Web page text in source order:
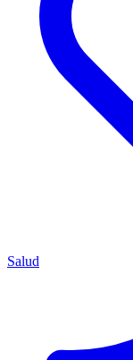
Salud